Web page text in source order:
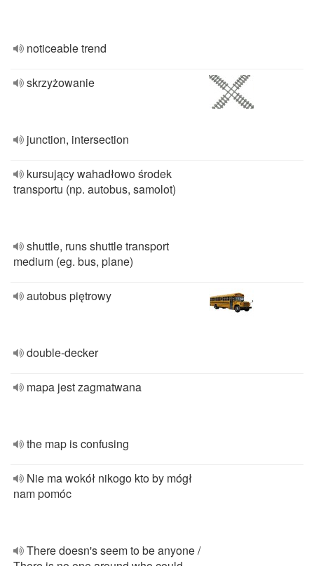
noticeable trend
skrzyżowanie
junction, intersection
kursujący wahadłowo środek
transportu (np. autobus, samolot)
shuttle, runs shuttle transport
medium (eg. bus, plane)
autobus piętrowy
double-decker
mapa jest zagmatwana
the map is confusing
Nie ma wokół nikogo kto by mógł
nam pomóc
There doesn's seem to be anyone /